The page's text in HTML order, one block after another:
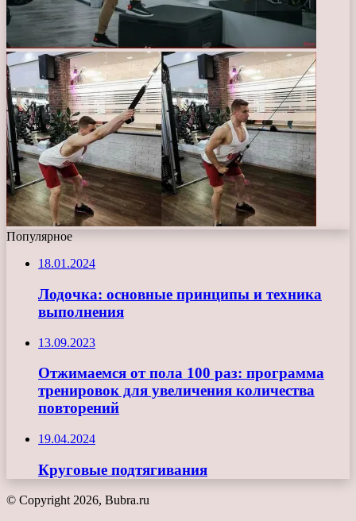
Популярное
18.01.2024
Лодочка: основные принципы и техника
выполнения
13.09.2023
Отжимаемся от пола 100 раз: программа
тренировок для увеличения количества
повторений
19.04.2024
Круговые подтягивания
© Copyright 2026, Bubra.ru